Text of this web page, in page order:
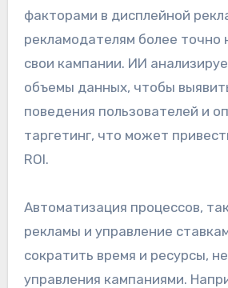
факторами в дисплейной
рекламодателям более точно
свои кампании. ИИ
объемы данных, чтобы
поведения пользователей и
таргетинг, что может
ROI.
Автоматизация процессов,
рекламы и управление
сократить время и ресурсы,
управления кампаниями.